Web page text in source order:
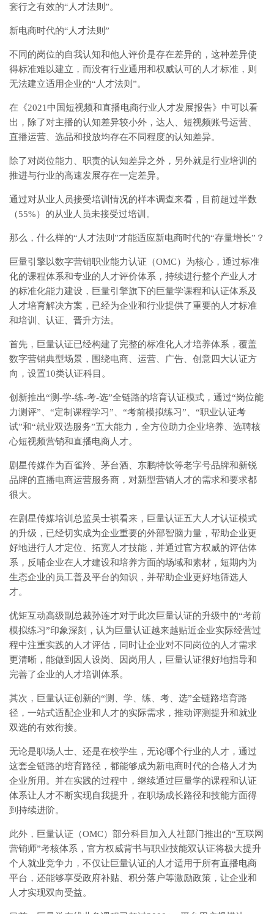
套行之有效的“人才法则”。
新电商时代的“人才法则”
不同的岗位的自我认知和他人评价是存在差异的，这种差异使
得标准难以建立，而没有行业通用和权威认可的人才标准，则
无法建立适用企业的“人才法则”。
在《2021中国短视频和直播电商行业人才发展报告》中可以看
出，除了对主播的认知差异较小外，达人、短视频账号运营、
直播运营、选品和投放均存在不同程度的认知差异。
除了对岗位能力、职责的认知差异之外，另外就是行业培训的
推进与行业的高速发展存在一定差异。
通过对从业人员接受培训情况的样本调查来看，目前超过半数
（55%）的从业人员未接受过培训。
那么，什么样的“人才法则”才能适应新电商时代的“存量增长”？
巨量引擎以数字营销职业能力认证（OMC）为核心，通过标准
化的课程体系和专业的人才评价体系，持续进行整个产业人才
的标准化能力建设，巨量引擎旗下的巨量学课程和认证体系及
人才培育解决方案，已经为企业和行业提供了重要的人才标准
和培训、认证、晋升方法。
首先，巨量认证已经构建了完整的标准化人才培养体系，覆盖
数字营销典型场景，围绕电商、运营、广告、创意四大认证方
向，设置10类认证科目。
创新推出“测-学-练-考-选”全链路的培育认证模式，通过“岗位能
力测评”、“定制课程学习”、“考前模拟练习”、“职业认证考
试”和“就业双选服务”五大能力，全方位助力企业培养、选聘核
心短视频营销和直播电商人才。
剧星传媒作为百雀羚、茅台酒、东鹏特饮等老字号品牌和新锐
品牌的直播电商运营服务商，对新型营销人才的需求和要求都
很大。
在剧星传媒培训总监吴士祺看来，巨量认证五大人才认证模式
的升级，已经切实成为企业重要的外部智脑力量，帮助企业更
好地进行人才定位、拓宽人才技能，并通过官方权威的评估体
系，反哺企业在人才建设和培养方面的场域和素材，短期内为
生态企业的员工普及平台的知识，并帮助企业更好地筛选人
才。
优矩互动高级副总裁孙连才对于此次巨量认证的升级中的“考前
模拟练习”印象深刻，认为巨量认证越来越贴近企业实际经营过
程中注重实践的人才评估，同时让企业对不同岗位的人才需求
更清晰，能做到因人设岗、因岗用人，巨量认证很好地指导和
完善了企业的人才培训体系。
其次，巨量认证创新的“测、学、练、考、选”全链路培育路
径，一站式适配企业和人才的实际需求，推动评测提升和就业
双选的有效衔接。
无论是职场人士、还是在校学生，无论哪个行业的人才，通过
这套全链路的培育路径，都能够成为新电商时代的合格人才为
企业所用。并在实践的过程中，继续通过巨量学的课程和认证
体系让人才不断实现自我提升，在职场成长路径和技能方面得
到持续进阶。
此外，巨量认证（OMC）部分科目加入人社部门推出的“互联网
营销师”考核体系，官方权威背书与职业技能双认证将极大提升
个人就业竞争力，不仅让巨量认证的人才适用于所有直播电商
平台，还能够享受政府补贴、积分落户等激励政策，让企业和
人才实现双向受益。